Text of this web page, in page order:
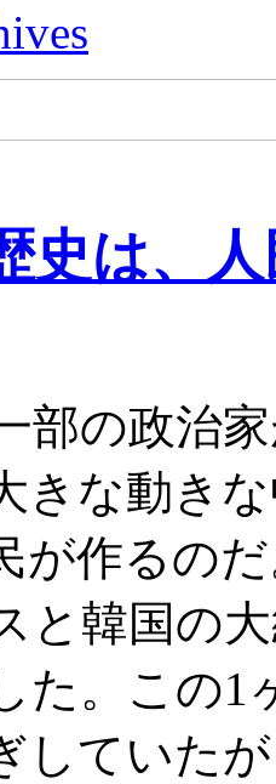
史は、
部の政治
きな動き
が作るの
と韓国の
た。この1
していた